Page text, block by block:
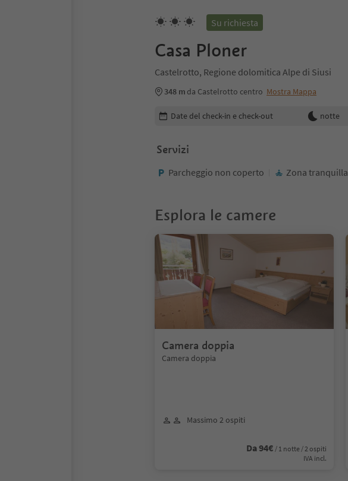
Su richiesta
Casa Ploner
Castelrotto, Regione dolomitica Alpe di Siusi
348 m da Castelrotto centro Mostra Mappa
Modifica i dettagli della prenotazione
Date del check-in e check-out notte
Servizi
Parcheggio non coperto Zona tranquilla
Esplora le camere
Camera doppia
Camera doppia
Massimo 2 ospiti
Da 94€ / 1 notte / 2 ospiti
IVA incl.